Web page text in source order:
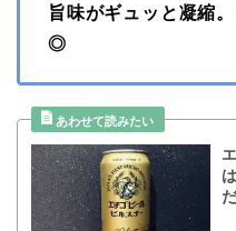
旨味がギュッと凝縮
◎